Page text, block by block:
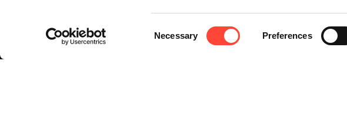
Necessary Preferences
Kontakt
Angebotsanfrage